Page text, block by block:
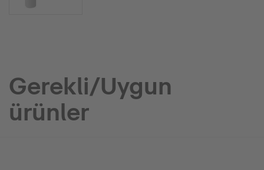
Gerekli/Uygun
ürünler